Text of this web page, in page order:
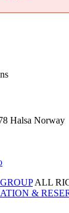
Halsa Norway
ALL
&